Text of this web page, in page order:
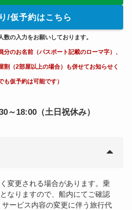
/仮予約はこちら
の入力をお願いしております。
のお名前（パスポート記載のローマ字）、
割（2部屋以上の場合）も併せてお知らせく
仮予約は可能です）
～18:00（土日祝休み）
変更される場合があります。乗
なりますので、船内にてご確認
サービス内容の変更に伴う旅行代